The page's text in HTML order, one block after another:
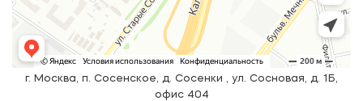
г. Москва, п. Сосенское, д. Сосенки , ул. Сосновая, д. 1Б,
офис 404